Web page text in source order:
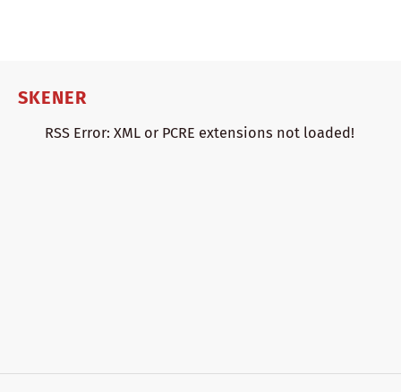
SKENER
RSS Error: XML or PCRE extensions not loaded!